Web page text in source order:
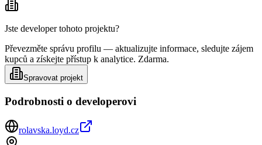
Jste developer tohoto projektu?
Převezměte správu profilu — aktualizujte informace, sledujte zájem
kupců a získejte přístup k analytice. Zdarma.
Spravovat projekt
Podrobnosti o developerovi
rolavska.loyd.cz